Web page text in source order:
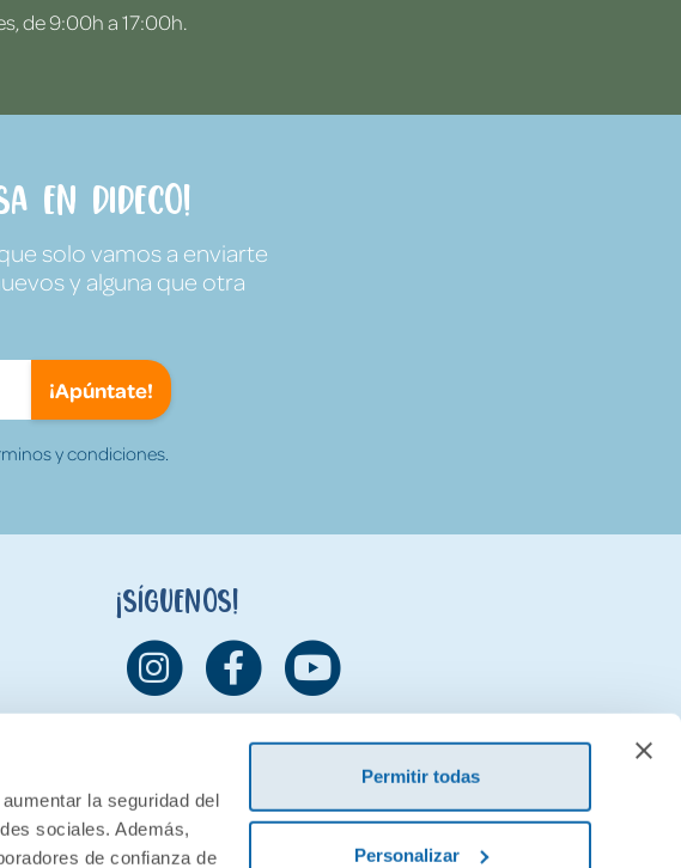
la seguridad del
sociales. Además,
de confianza de
Permitir todas
Personalizar
de 9:00h a 17:00h.
en Dideco!
solo vamos a enviarte
y alguna que otra
¡Apúntate!
y condiciones.
¡Síguenos!